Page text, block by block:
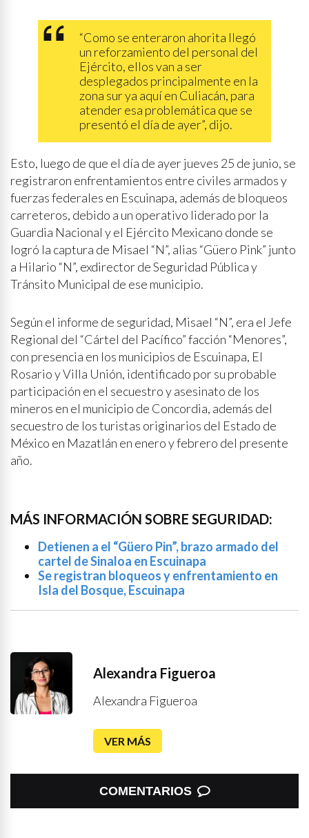
“Como se enteraron ahorita llegó
un reforzamiento del personal del
Ejército, ellos van a ser
desplegados principalmente en la
zona sur ya aquí en Culiacán, para
atender esa problemática que se
presentó el día de ayer”, dijo.
Esto, luego de que el día de ayer jueves 25 de junio, se
registraron enfrentamientos entre civiles armados y
fuerzas federales en Escuinapa, además de bloqueos
carreteros, debido a un operativo liderado por la
Guardia Nacional y el Ejército Mexicano donde se
logró la captura de Misael “N”, alias “Güero Pink” junto
a Hilario “N”, exdirector de Seguridad Pública y
Tránsito Municipal de ese municipio.
Según el informe de seguridad, Misael “N”, era el Jefe
Regional del “Cártel del Pacífico” facción “Menores”,
con presencia en los municipios de Escuinapa, El
Rosario y Villa Unión, identificado por su probable
participación en el secuestro y asesinato de los
mineros en el municipio de Concordia, además del
secuestro de los turistas originarios del Estado de
México en Mazatlán en enero y febrero del presente
año.
MÁS INFORMACIÓN SOBRE SEGURIDAD:
Detienen a el “Güero Pin”, brazo armado del
cartel de Sinaloa en Escuinapa
Se registran bloqueos y enfrentamiento en
Isla del Bosque, Escuinapa
Alexandra Figueroa
Alexandra Figueroa
VER MÁS
COMENTARIOS